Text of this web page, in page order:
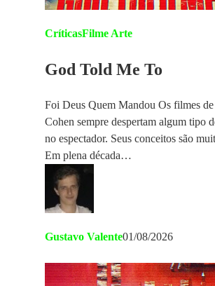
CríticasFilme Arte
God Told Me To
Foi Deus Quem Mandou Os filmes
Cohen sempre despertam algum tipo
no espectador. Seus conceitos são
Em plena década…
Gustavo Valente01/08/2026